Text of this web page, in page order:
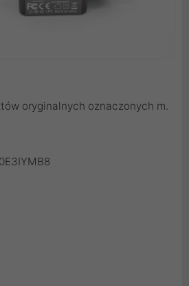
oryginalnych oznaczonych m.